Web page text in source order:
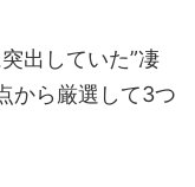
出していた”凄
から厳選して3つ